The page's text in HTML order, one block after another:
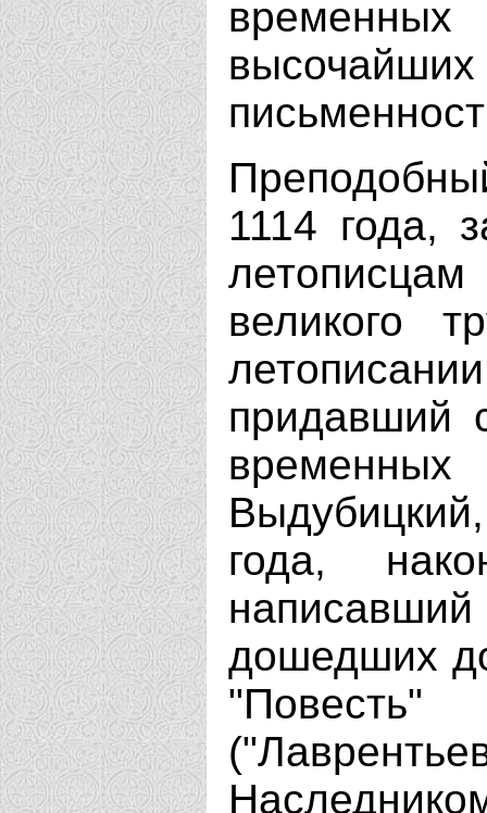
1114 года,
великого
придавший
года,
дошедших
"Повесть"